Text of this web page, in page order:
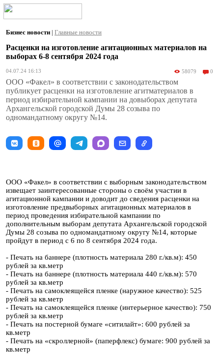
Бизнес новости | Главные новости
Расценки на изготовление агитационных материалов на
выборах 6-8 сентября 2024 года
04.07.24 16:13 58079 0
ООО «Факел» в соответствии с законодательством
публикует расценки на изготовление агитматериалов в
период избирательной кампании на довыборах депутата
Архангельской городской Думы 28 созыва по
одномандатному округу №14.
ООО «Факел» в соответствии с выборным законодательством
извещает заинтересованные стороны о своём участии в
агитационной кампании и доводит до сведения расценки на
изготовление предвыборных агитационных материалов в
период проведения избирательной кампании по
дополнительным выборам депутата Архангельской городской
Думы 28 созыва по одномандатному округу №14, которые
пройдут в период с 6 по 8 сентября 2024 года.
- Печать на баннере (плотность материала 280 г./кв.м): 450
рублей за кв.метр
- Печать на баннере (плотность материала 440 г./кв.м): 570
рублей за кв.метр
- Печать на самоклеящейся пленке (наружное качество): 525
рублей за кв.метр
- Печать на самоклеящейся пленке (интерьерное качество): 750
рублей за кв.метр
- Печать на постерной бумаге «ситилайт»: 600 рублей за
кв.метр
- Печать на «скроллерной» (паперфлекс) бумаге: 900 рублей за
кв.метр